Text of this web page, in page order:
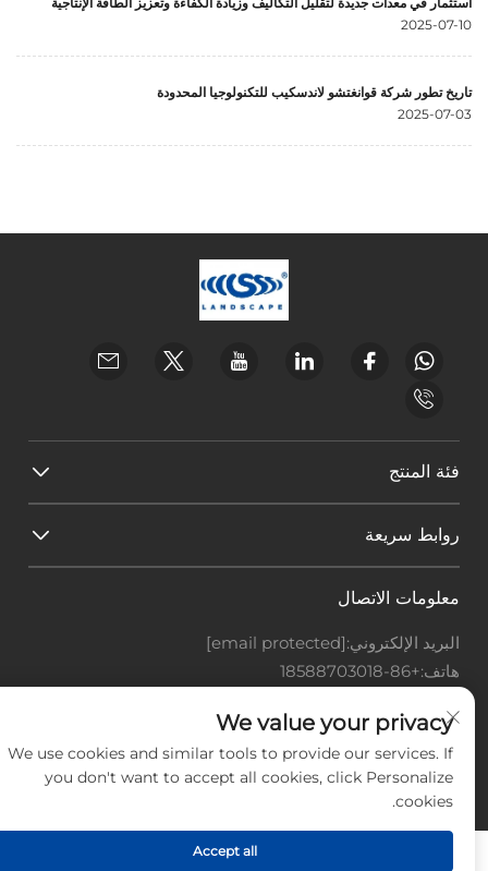
2025-07-10
تاريخ تطور شركة قوانغتشو لاندسكيب للتكنولوجيا المحدودة
2025-07-03
فئة المنتج
روابط سريعة
معلومات الاتصال
البريد الإلكتروني:[email protected]
هاتف: +86-18588703018
باييون، مدينة قوانغتشو، مقاطعة قوانغدونغ
حقوق النشر © شركة قوانغتشو لاندسكيب للتكنولوجيا
المحدودة، جميع الحقوق محفوظة. -
سياسة الخصوصية المدونة
We value your privacy
We use cookies and similar tools to provide our services. If
you don't want to accept all cookies, click Personalize
cookies.
Accept all